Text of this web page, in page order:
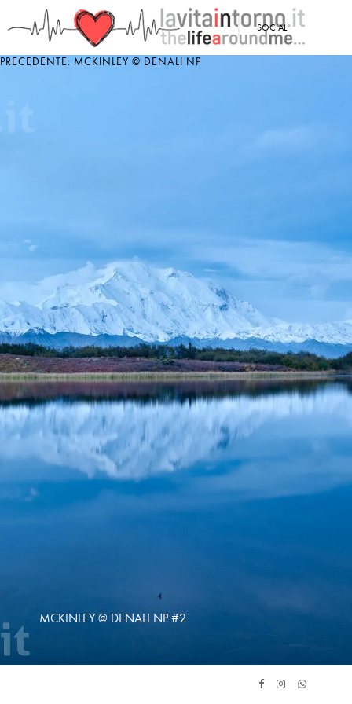
SOCIAL
MCKINLEY @ DENALI NP #2
PRECEDENTE: MCKINLEY @ DENALI NP